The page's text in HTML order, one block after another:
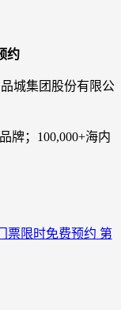
约
城集团股份有限公
牌；100,000+海内